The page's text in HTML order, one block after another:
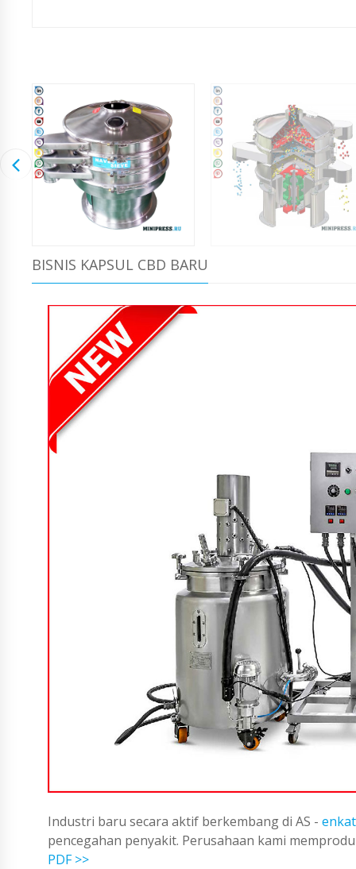
BISNIS KAPSUL CBD BARU
Industri baru secara aktif berkembang di AS -
pencegahan penyakit. Perusahaan kami
PDF >>